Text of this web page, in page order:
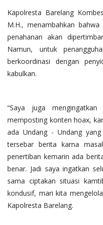
Kapolresta Barelang
M.H., menambahkan
penahanan akan
Namun, untuk
berkoordinasi dengan
kabulkan.
“Saya juga
memposting konten hoax,
ada Undang - Undang
tersebar berita karna
penertiban kemarin ada
benar. Jadi saya ingatkan
sama ciptakan situasi
kondusif, mari kita
Kapolresta Barelang.